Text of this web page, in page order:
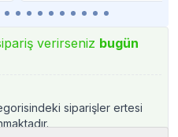
verirseniz bugün
siparişler ertesi